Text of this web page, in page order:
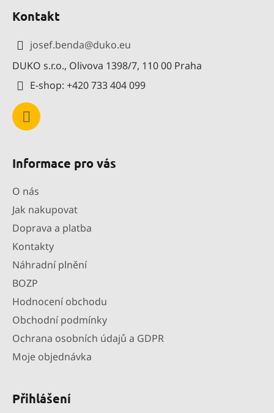
Kontakt
josef.benda@duko.eu
DUKO s.r.o., Olivova 1398/7, 110 00 Praha
E-shop: +420 733 404 099
Informace pro vás
O nás
Jak nakupovat
Doprava a platba
Kontakty
Náhradní plnění
BOZP
Hodnocení obchodu
Obchodní podmínky
Ochrana osobních údajů a GDPR
Moje objednávka
Přihlášení